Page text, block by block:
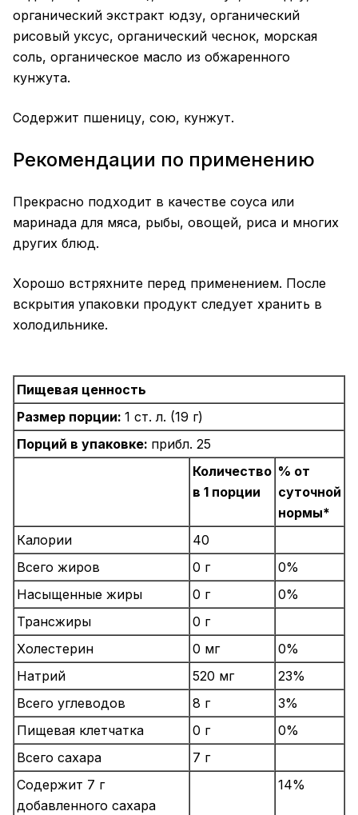
органический экстракт юдзу, органический
рисовый уксус, органический чеснок, морская
соль, органическое масло из обжаренного
кунжута.
Содержит пшеницу, сою, кунжут.
Рекомендации по применению
Прекрасно подходит в качестве соуса или
маринада для мяса, рыбы, овощей, риса и многих
других блюд.
Хорошо встряхните перед применением. После
вскрытия упаковки продукт следует хранить в
холодильнике.
Пищевая ценность
Размер порции: 1 ст. л. (19 г)
Порций в упаковке: прибл. 25
Количество
в 1 порции
% от
суточной
нормы*
Калории
40
Всего жиров
0 г
0%
Насыщенные жиры
0 г
0%
Трансжиры
0 г
Холестерин
0 мг
0%
Натрий
520 мг
23%
Всего углеводов
8 г
3%
Пищевая клетчатка
0 г
0%
Всего сахара
7 г
Содержит 7 г
добавленного сахара
14%